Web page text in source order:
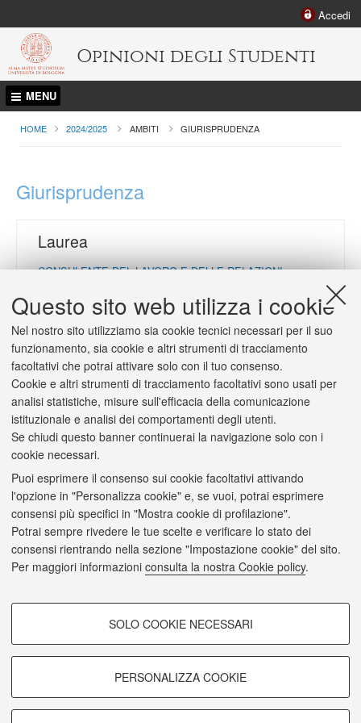
Questo sito web utilizza i cookie
Nel nostro sito utilizziamo sia cookie tecnici necessari per il suo
funzionamento, sia cookie e altri strumenti di tracciamento
facoltativi che potrai attivare solo con il tuo consenso.
Cookie e altri strumenti di tracciamento facoltativi sono usati per
analisi statistiche, misure sull'efficacia della comunicazione
istituzionale e analisi dei comportamenti degli utenti.
Se chiudi questo banner continuerai la navigazione solo con i
cookie necessari.
Puoi esprimere il consenso sui cookie facoltativi attivando
l'opzione in "Personalizza cookie" e, se vuoi, potrai esprimere
consensi più specifici in "Mostra cookie di profilazione".
Potrai sempre rivedere le tue scelte e verificare lo stato dei
consensi rientrando nella sezione "Impostazione cookie" del sito.
Per maggiori informazioni consulta la nostra Cookie policy.
COOKIE DI PROFILAZIONE -
Si tratta di cookie utilizzati per analizzare le caratteristiche della
navigazione degli utenti, creare profili in base al loro comportamento sul
Mostra cookie di profilazione
SOLO COOKIE NECESSARI
PERSONALIZZA COOKIE
Accedi
Opinioni degli Studenti
MENU
HOME 2024/2025 AMBITI CURRENT:
GIURISPRUDENZA
Giurisprudenza
Laurea
CONSULENTE DEL LAVORO E DELLE RELAZIONI
Sede didattica:Bologna
GIURISTA PER LE IMPRESE E PER LA PUBBLICA
AMMINISTRAZIONE
Sede didattica:Ravenna
Laurea Magistrale
LEGAL STUDIES
Sede didattica:
Laurea Magistrale a Ciclo Unico
GIURISPRUDENZA
Sede didattica:
Bologna
GIURISPRUDENZA
Sede didattica:Ravenna
© 2026 - ALMA MATER STUDIORUM - Università di Bologna - Via
Zamboni, 33 - 40126 Bologna - Partita IVA: 01131710376